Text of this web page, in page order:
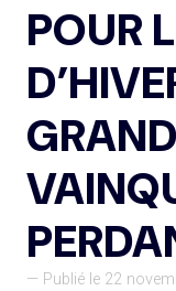
POUR
— Publié le 22